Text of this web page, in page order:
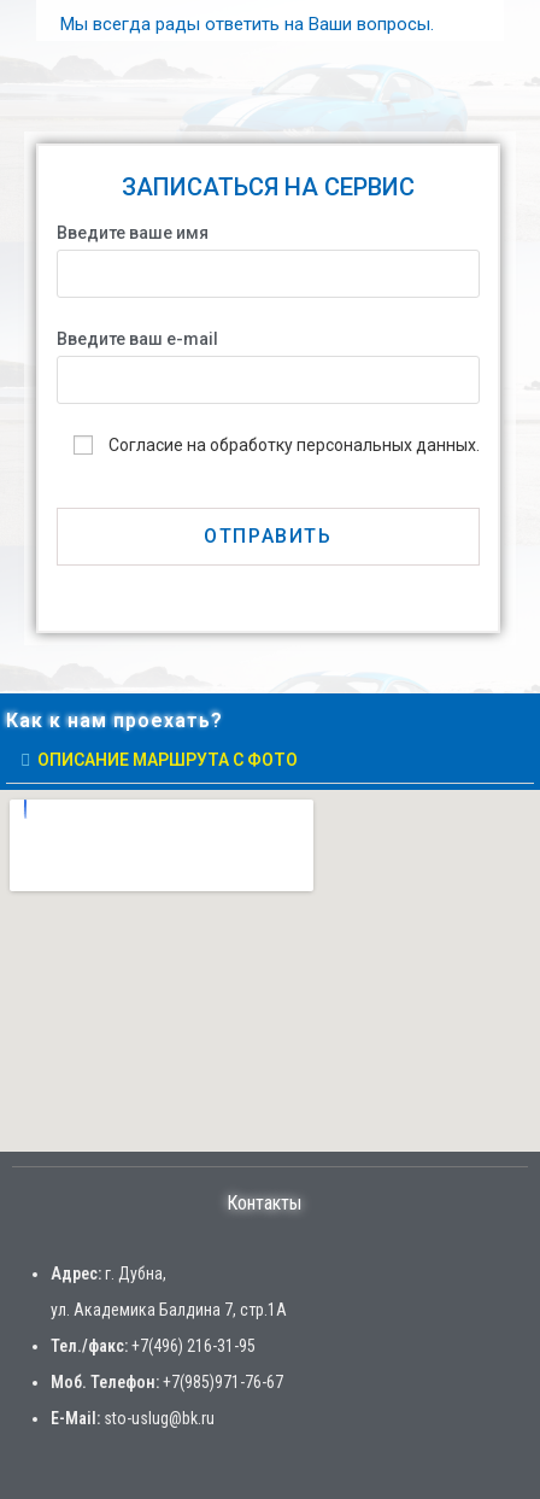
Мы всегда рады ответить на Ваши вопросы.
ЗАПИСАТЬСЯ НА СЕРВИС
Введите ваше имя
Введите ваш e-mail
Согласие на обработку персональных данных.
Как к нам проехать?
ОПИСАНИЕ МАРШРУТА С ФОТО
Контакты
Адрес:г. Дубна,
ул. Академика Балдина 7, стр.1А
Тел./факс:+7(496) 216-31-95
Моб. Телефон:+7(985)971-76-67
E-Mail: sto-uslug@bk.ru